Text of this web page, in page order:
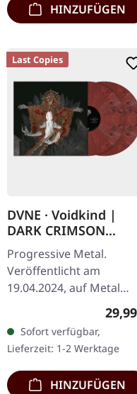
HINZUFÜGEN
Last Copies
DVNE · Voidkind |
DARK CRIMSON
MARBLED 2LP
Progressive Metal.
Veröffentlicht am
19.04.2024, auf Metal
Blade Records. "Dark
Crimson Red Marbled"
Doppel-Vinyl. Das
schottische Progressive
Metal…
Sofort verfügbar,
Lieferzeit: 1-2 Werktage
HINZUFÜGEN